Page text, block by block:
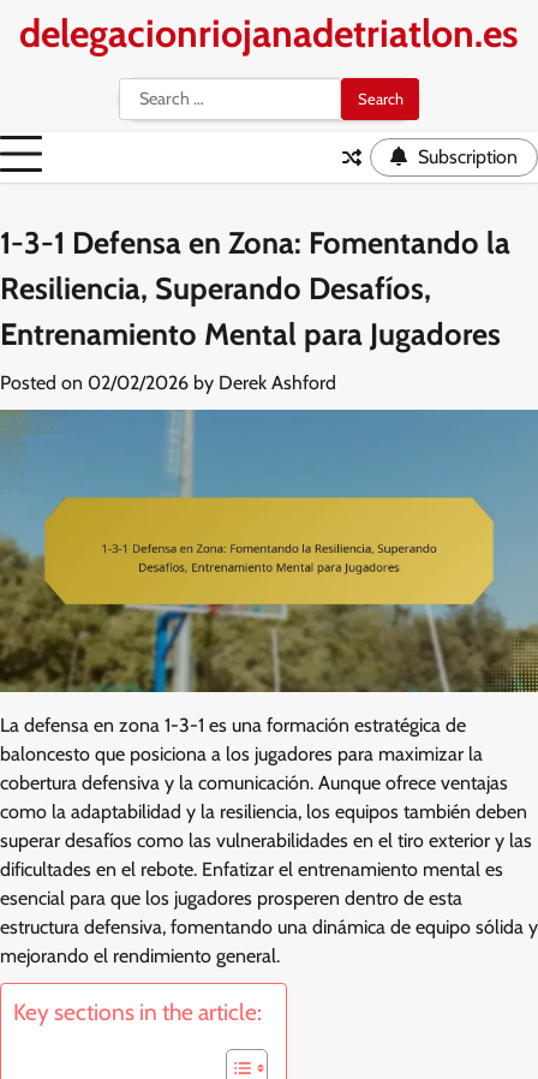
delegacionriojanadetriatlon.es
Search
for:
Subscription
1-3-1 Defensa en Zona: Fomentando la
Resiliencia, Superando Desafíos,
Entrenamiento Mental para Jugadores
Posted on 02/02/2026 by Derek Ashford
La defensa en zona 1-3-1 es una formación estratégica de
baloncesto que posiciona a los jugadores para maximizar la
cobertura defensiva y la comunicación. Aunque ofrece ventajas
como la adaptabilidad y la resiliencia, los equipos también deben
superar desafíos como las vulnerabilidades en el tiro exterior y las
dificultades en el rebote. Enfatizar el entrenamiento mental es
esencial para que los jugadores prosperen dentro de esta
estructura defensiva, fomentando una dinámica de equipo sólida y
mejorando el rendimiento general.
Key sections in the article: